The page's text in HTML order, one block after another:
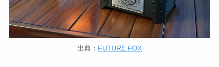
出典： FUTURE FOX